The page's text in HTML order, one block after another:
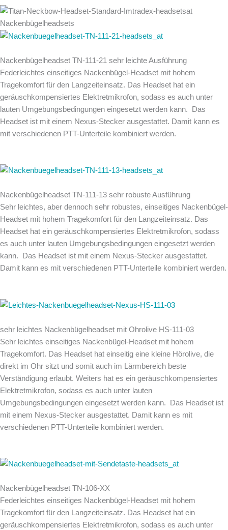
Nackenbügelheadsets
Nackenbügelheadset TN-111-21 sehr leichte Ausführung
Federleichtes einseitiges Nackenbügel-Headset mit hohem
Tragekomfort für den Langzeiteinsatz. Das Headset hat ein
geräuschkompensiertes Elektretmikrofon, sodass es auch unter
lauten Umgebungsbedingungen eingesetzt werden kann. Das
Headset ist mit einem Nexus-Stecker ausgestattet. Damit kann es
mit verschiedenen PTT-Unterteile kombiniert werden.
Nackenbügelheadset TN-111-13 sehr robuste Ausführung
Sehr leichtes, aber dennoch sehr robustes, einseitiges Nackenbügel-
Headset mit hohem Tragekomfort für den Langzeiteinsatz. Das
Headset hat ein geräuschkompensiertes Elektretmikrofon, sodass
es auch unter lauten Umgebungsbedingungen eingesetzt werden
kann. Das Headset ist mit einem Nexus-Stecker ausgestattet.
Damit kann es mit verschiedenen PTT-Unterteile kombiniert werden.
sehr leichtes Nackenbügelheadset mit Ohrolive HS-111-03
Sehr leichtes einseitiges Nackenbügel-Headset mit hohem
Tragekomfort. Das Headset hat einseitig eine kleine Hörolive, die
direkt im Ohr sitzt und somit auch im Lärmbereich beste
Verständigung erlaubt. Weiters hat es ein geräuschkompensiertes
Elektretmikrofon, sodass es auch unter lauten
Umgebungsbedingungen eingesetzt werden kann. Das Headset ist
mit einem Nexus-Stecker ausgestattet. Damit kann es mit
verschiedenen PTT-Unterteile kombiniert werden.
Nackenbügelheadset TN-106-XX
Federleichtes einseitiges Nackenbügel-Headset mit hohem
Tragekomfort für den Langzeiteinsatz. Das Headset hat ein
geräuschkompensiertes Elektretmikrofon, sodass es auch unter